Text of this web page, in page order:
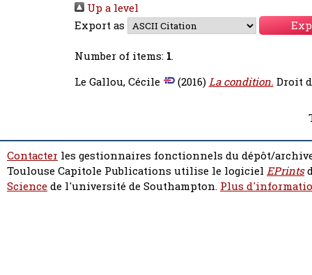
Up a level
Export as
Number of items: 1.
Le Gallou, Cécile
(2016)La condition. Droit
Contacter les gestionnaires fonctionnels du dépôt/
Toulouse Capitole Publications utilise le logiciel EPrints
Sciencede l'université de Southampton. Plus